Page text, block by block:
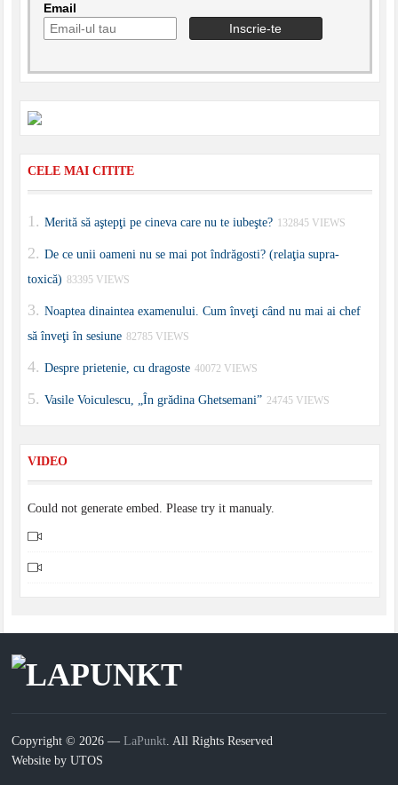
Email
CELE MAI CITITE
Merită să aştepţi pe cineva care nu te iubeşte? 132845 VIEWS
De ce unii oameni nu se mai pot îndrăgosti? (relaţia supra-
toxică) 83395 VIEWS
Noaptea dinaintea examenului. Cum înveţi când nu mai ai chef
să înveţi în sesiune 82785 VIEWS
Despre prietenie, cu dragoste 40072 VIEWS
Vasile Voiculescu, „În grădina Ghetsemani” 24745 VIEWS
VIDEO
Could not generate embed. Please try it manualy.
Copyright © 2026 —LaPunkt . All Rights Reserved
Website by UTOS